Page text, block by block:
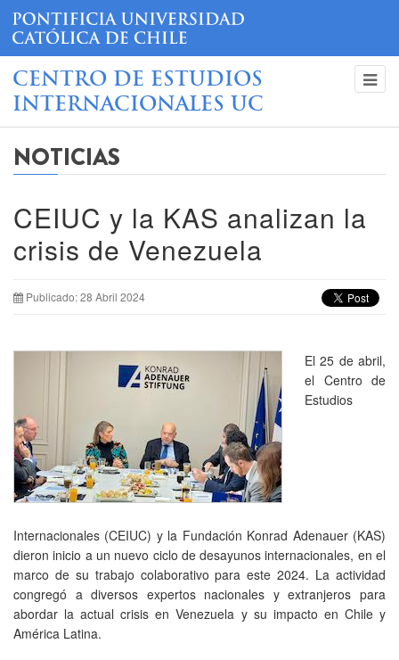
CENTRO DE ESTUDIOS
INTERNACIONALES UC
NOTICIAS
CEIUC y la KAS analizan la
crisis de Venezuela
Publicado: 28 Abril 2024
El 25 de abril,
el Centro de
Estudios
Internacionales (CEIUC) y la Fundación Konrad Adenauer (KAS)
dieron inicio a un nuevo ciclo de desayunos internacionales, en el
marco de su trabajo colaborativo para este 2024. La actividad
congregó a diversos expertos nacionales y extranjeros para
abordar la actual crisis en Venezuela y su impacto en Chile y
América Latina.